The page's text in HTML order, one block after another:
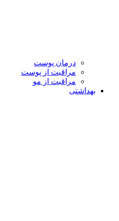
درمان پوست
مراقبت از پوست
مراقبت از مو
بهداشتی